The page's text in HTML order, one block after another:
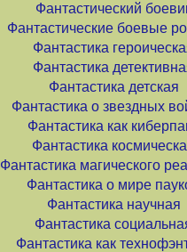
Фантастический
Фантастические боевые
Фантастика
Фантастика
Фантастика детская
Фантастика о звездных
Фантастика как
Фантастика
Фантастика магического
Фантастика о мире
Фантастика научная
Фантастика
Фантастика как